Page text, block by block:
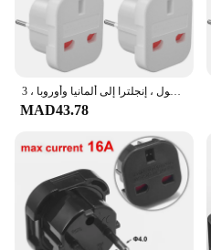
MAD43.78